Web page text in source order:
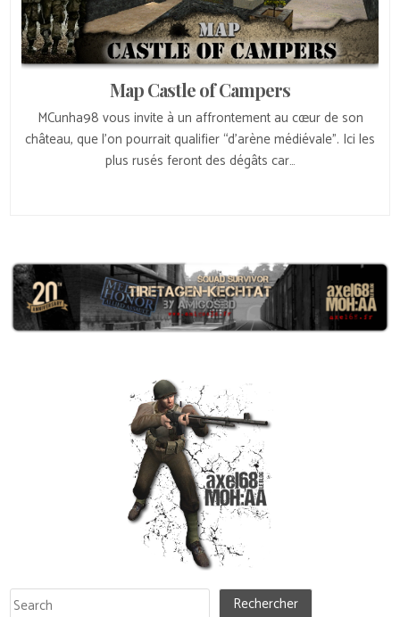
Map Castle of Campers
MCunha98 vous invite à un affrontement au cœur de son
château, que l’on pourrait qualifier “d’arène médiévale”. Ici les
plus rusés feront des dégâts car…
Rechercher Rechercher